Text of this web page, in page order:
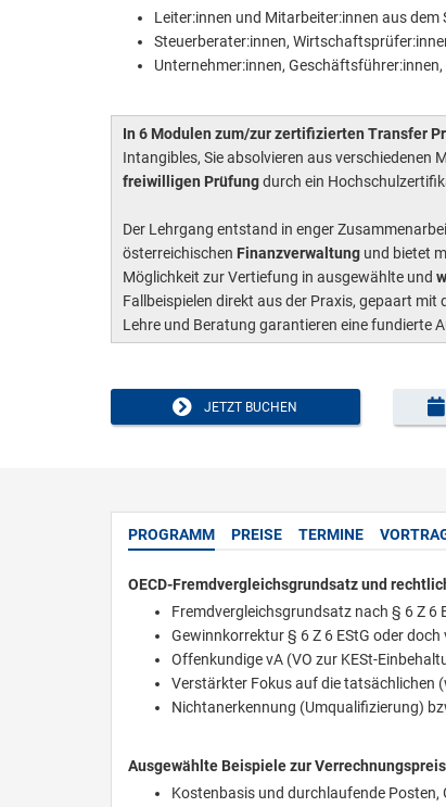
Leiter:innen und Mitarbeiter:innen aus
Steuerberater:innen,
Unternehmer:innen,
In 6 Modulen zum/zur zertifizierten Transfer
Intangibles, Sie absolvieren aus verschiedenen
freiwilligen Prüfungdurch ein
Der Lehrgang entstand in enger
österreichischen Finanzverwaltung und bietet
Möglichkeit zur Vertiefung in ausgewählte und
Fallbeispielen direkt aus der Praxis, gepaart
Lehre und Beratung garantieren eine fundierte
JETZT BUCHEN
PROGRAMM PREISE TERMINE
OECD-Fremdvergleichsgrundsatz und
Fremdvergleichsgrundsatz nach § 6 Z 6
Gewinnkorrektur § 6 Z 6 EStG oder doch
Offenkundige vA (VO zur KESt-
Verstärkter Fokus auf die tatsächlichen
Nichtanerkennung (Umqualifizierung)
Ausgewählte Beispiele zur
Kostenbasis und durchlaufende Posten,